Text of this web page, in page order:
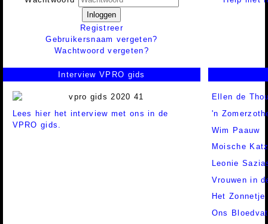
Inloggen
Registreer
Gebruikersnaam vergeten?
Wachtwoord vergeten?
Interview VPRO gids
Lees hier het interview met ons in de
VPRO gids.
Ellen de
'n
Wim Paauw
Moische
Leonie
Vrouwen in
Het
Ons